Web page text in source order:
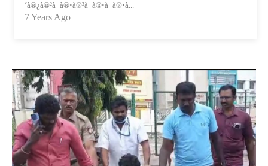
´à®¿à®²à¯à®•à®³à¯à®•à¯à®•à...
7 Years Ago